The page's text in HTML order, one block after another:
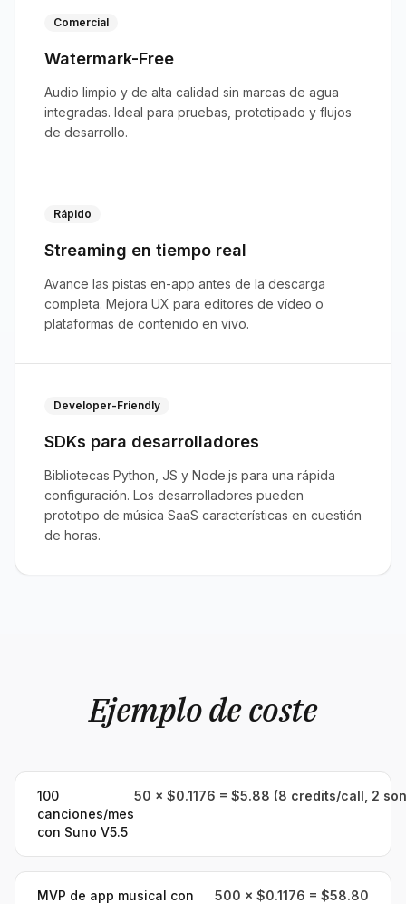
Comercial
Watermark-Free
Audio limpio y de alta calidad sin marcas de agua
integradas. Ideal para pruebas, prototipado y flujos
de desarrollo.
Rápido
Streaming en tiempo real
Avance las pistas en-app antes de la descarga
completa. Mejora UX para editores de vídeo o
plataformas de contenido en vivo.
Developer-Friendly
SDKs para desarrolladores
Bibliotecas Python, JS y Node.js para una rápida
configuración. Los desarrolladores pueden
prototipo de música SaaS características en cuestión
de horas.
Ejemplo de coste
100
canciones/mes
con Suno V5.5
50 × $0.1176 = $5.88 (8 credits/call, 2
MVP de app musical con
500 × $0.1176 = $58.80